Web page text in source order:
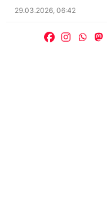
Posted
29.03.2026, 06:42